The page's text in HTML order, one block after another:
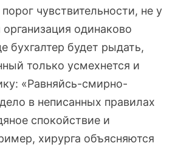
чувствительности, не у
одинаково
бухгалтер будет рыдать,
только усмехнется и
«Равняйсь-смирно-
в неписанных правилах
спокойствие и
хирурга объясняются